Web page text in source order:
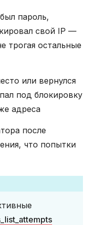
пароль,
свой IP —
трогая остальные
или вернулся
под блокировку
адреса
после
что попытки